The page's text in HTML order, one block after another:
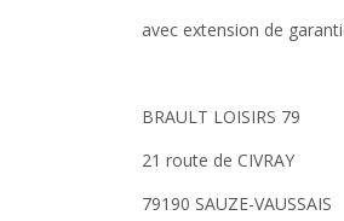
avec extension de
BRAULT LOISIRS 79
21 route de CIVRAY
79190 SAUZE-VAUSSAIS